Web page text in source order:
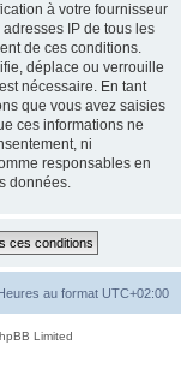
à votre fournisseur
IP de tous les
de ces conditions.
déplace ou verrouille
nécessaire. En tant
que vous avez saisies
ces informations ne
ni
responsables en
données.
au format UTC+02:00
Limited